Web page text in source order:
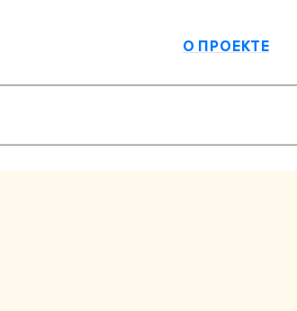
О ПРОЕКТЕ